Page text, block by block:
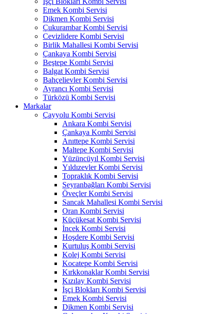
Emek Kombi Servisi
Dikmen Kombi Servisi
Çukurambar Kombi Servisi
Cevizlidere Kombi Servisi
Birlik Mahallesi Kombi Servisi
Çankaya Kombi Servisi
Beştepe Kombi Servisi
Balgat Kombi Servisi
Bahçelievler Kombi Servisi
Ayrancı Kombi Servisi
Türközü Kombi Servisi
Markalar
Çayyolu Kombi Servisi
Ankara Kombi Servisi
Çankaya Kombi Servisi
Anıttepe Kombi Servisi
Maltepe Kombi Servisi
Yüzüncüyıl Kombi Servisi
Yıldızevler Kombi Servisi
Topraklık Kombi Servisi
Seyranbağları Kombi Servisi
Öveçler Kombi Servisi
Sancak Mahallesi Kombi Servisi
Oran Kombi Servisi
Küçükesat Kombi Servisi
İncek Kombi Servisi
Hoşdere Kombi Servisi
Kurtuluş Kombi Servisi
Kolej Kombi Servisi
Kocatepe Kombi Servisi
Kırkkonaklar Kombi Servisi
Kızılay Kombi Servisi
İşçi Blokları Kombi Servisi
Emek Kombi Servisi
Dikmen Kombi Servisi